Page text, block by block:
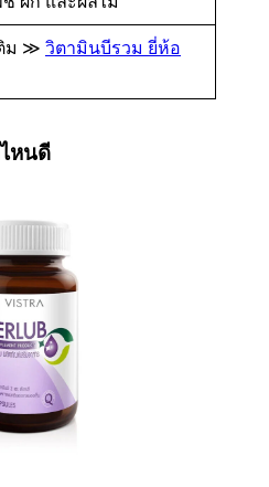
ติม ≫ วิตามินบีรวม ยี่ห้อ
หนดี